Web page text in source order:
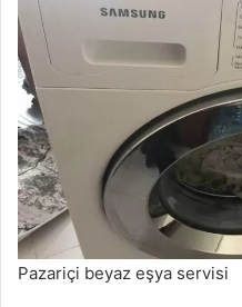
Pazariçi beyaz eşya servisi